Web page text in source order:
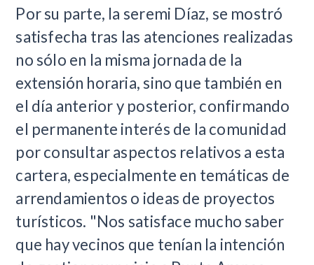
Por su parte, la seremi Díaz, se mostró
satisfecha tras las atenciones realizadas
no sólo en la misma jornada de la
extensión horaria, sino que también en
el día anterior y posterior, confirmando
el permanente interés de la comunidad
por consultar aspectos relativos a esta
cartera, especialmente en temáticas de
arrendamientos o ideas de proyectos
turísticos. "Nos satisface mucho saber
que hay vecinos que tenían la intención